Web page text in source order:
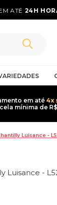
ATÉ24H
em até 4x
mínima de
Luisance -
Luisance -